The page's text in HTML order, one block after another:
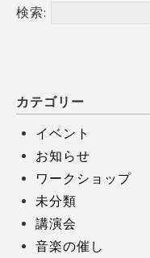
検索:
カテゴリー
イベント
お知らせ
ワークショップ
未分類
講演会
音楽の催し